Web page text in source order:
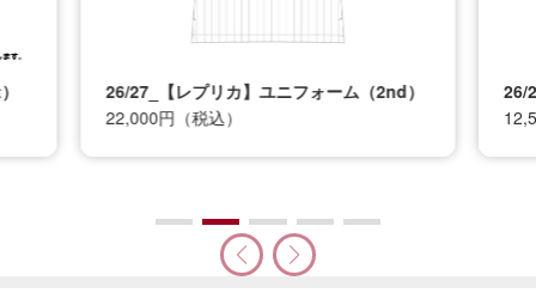
26/27_【レプリカ】ユニフォーム（2nd）
22,000円（税込）
26/